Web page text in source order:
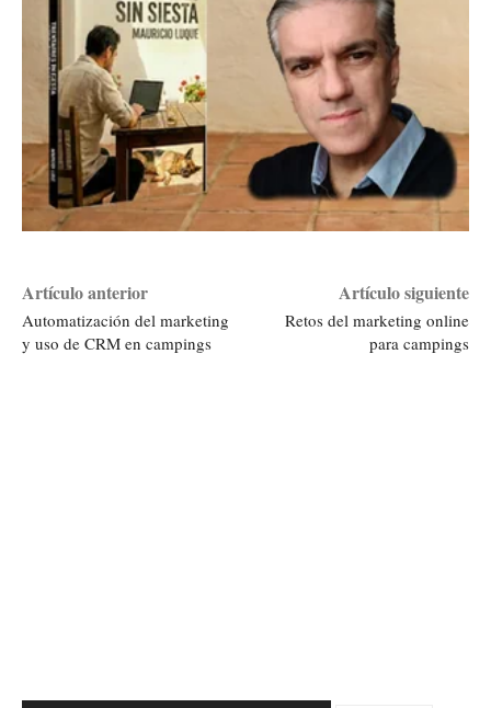
Artículo anterior
Automatización del marketing
y uso de CRM en campings
Artículo siguiente
Retos del marketing online
para campings